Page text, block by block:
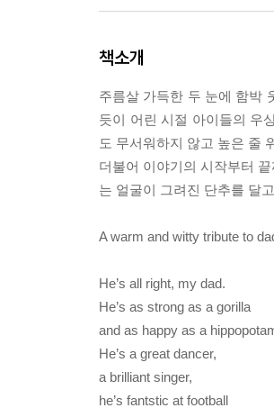
책소개
주름살 가득한 두 눈에 함박
듯이 어린 시절 아이들의 우
도 무서워하지 않고 높은 줄
더불어 이야기의 시작부터
는 얼굴이 그려진 단추를 달
A warm and witty tribute to
He’s all right, my dad.
He’s as strong as a gorilla
and as happy as a
He’s a great dancer,
a brilliant singer,
he’s fantstic at football